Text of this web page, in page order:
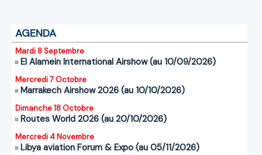
AGENDA
Mardi 8 Septembre
El Alamein International Airshow (au 10/09/2026)
Mercredi 7 Octobre
Marrakech Airshow 2026 (au 10/10/2026)
Dimanche 18 Octobre
Routes World 2026 (au 20/10/2026)
Mercredi 4 Novembre
Libya aviation Forum & Expo (au 05/11/2026)